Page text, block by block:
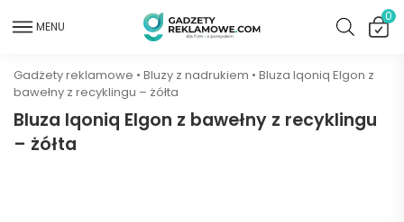
MENU
0
Gadżety reklamowe • Bluzy z nadrukiem • Bluza Iqoniq Elgon z
bawełny z recyklingu – żółta
Bluza Iqoniq Elgon z bawełny z recyklingu
– żółta